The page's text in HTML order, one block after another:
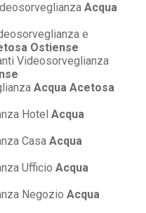
Acqua
e
Ostiense
Videosorveglianza
Acqua Acetosa
Hotel Acqua
Casa Acqua
Ufficio Acqua
Negozio Acqua